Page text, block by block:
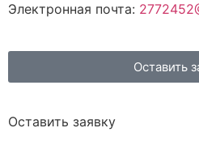
Электронная почта:
Оставить
Оставить заявку